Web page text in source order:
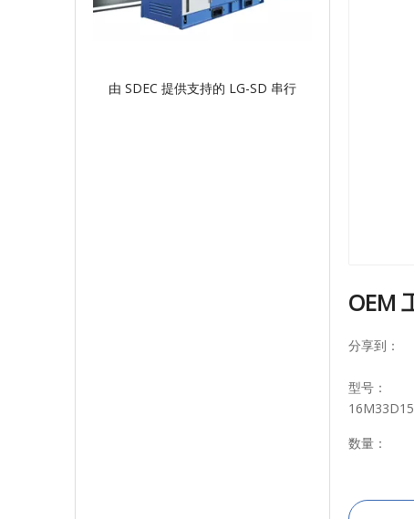
由 SDEC 提供支持的 LG-SD 串行
OEM
分享到：
型号：
数量：